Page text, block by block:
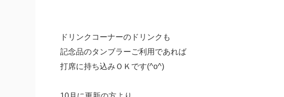
ドリンクコーナーのドリンクも
記念品のタンブラーご利用であれば
打席に持ち込みＯＫです(^o^)